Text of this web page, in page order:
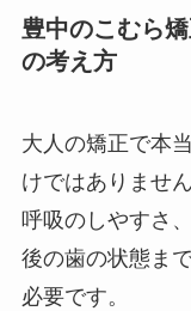
豊中のこむら
の考え方
大人の矯正で本
けではありません
呼吸のしやすさ
後の歯の状態ま
必要です。